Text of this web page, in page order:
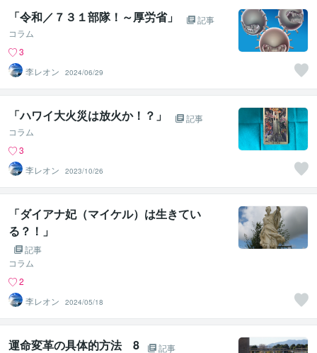
「令和／７３１部隊！～厚労省」
記事
コラム
3
李レオン
2024/06/29
「ハワイ大火災は放火か！？」
記事
コラム
3
李レオン
2023/10/26
「ダイアナ妃（マイケル）は生きてい
る？！」
記事
コラム
2
李レオン
2024/05/18
運命変革の具体的方法 8
記事